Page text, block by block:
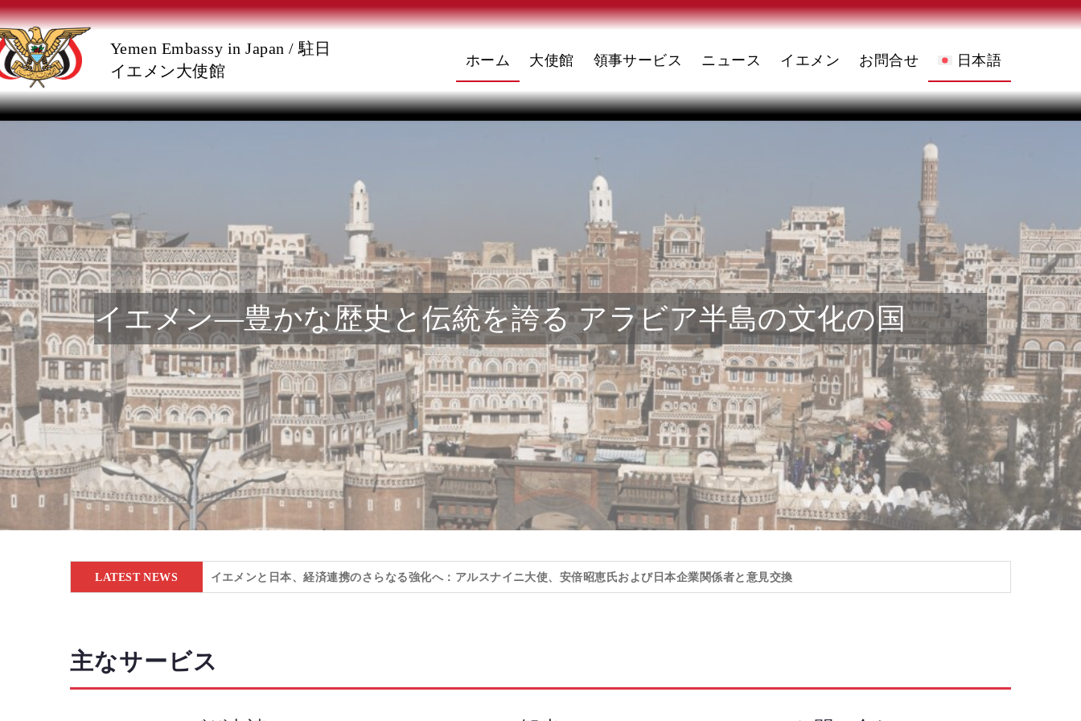
コ
ン
テ
へ
ス
キ
ッ
プ
ナ
ビ
ゲ
ョ
ン
に
移
動
Yemen Embassy in Japan / 駐日
イエメン大使館
ホーム 大使館 領事サービス ニュース イエメン お問合せ 日本語
English(英語)
العربية(アラビア語
イエメン―豊かな歴史と伝統を誇る アラビア半島の文化の国
LATEST NEWS イエメンと日本、経済連携のさらなる強化へ：アルスナイニ大使、安倍昭恵氏および日本企業関係者と意見交換
主なサービス